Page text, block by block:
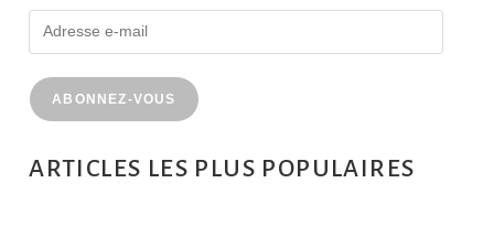
ABONNEZ-VOUS
ARTICLES LES PLUS POPULAIRES